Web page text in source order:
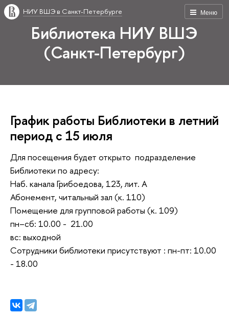
Меню
НИУ ВШЭ в Санкт-Петербурге
Библиотека НИУ ВШЭ
(Санкт-Петербург)
График работы Библиотеки в летний
период с 15 июля
Для посещения будет открыто подразделение
Библиотеки по адресу:
Наб. канала Грибоедова, 123, лит. А
Абонемент, читальный зал (к. 110)
Помещение для групповой работы (к. 109)
пн–сб: 10.00 - 21.00
вс: выходной
Cотрудники библиотеки присутствуют : пн-пт: 10.00
- 18.00